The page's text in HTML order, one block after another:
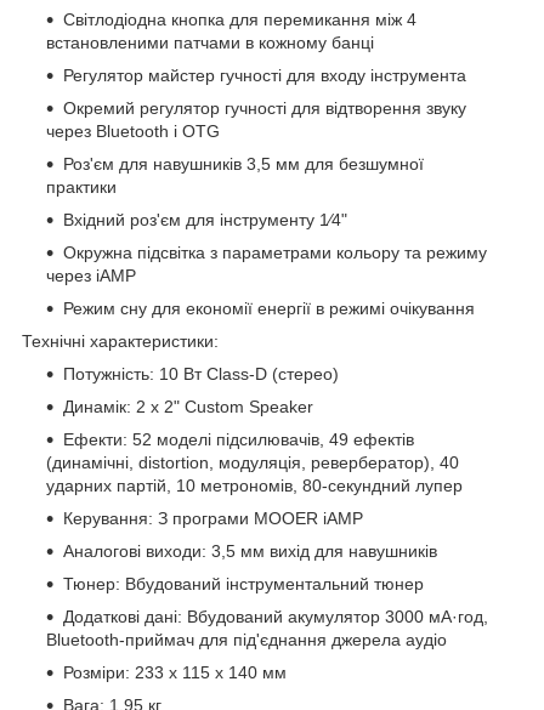
Світлодіодна кнопка для перемикання між 4
встановленими патчами в кожному банці
Регулятор майстер гучності для входу інструмента
Окремий регулятор гучності для відтворення звуку
через Bluetooth і OTG
Роз'єм для навушників 3,5 мм для безшумної
практики
Вхідний роз'єм для інструменту 1⁄4"
Окружна підсвітка з параметрами кольору та режиму
через iAMP
Режим сну для економії енергії в режимі очікування
Технічні характеристики:
Потужність: 10 Вт Class-D (стерео)
Динамік: 2 х 2" Custom Speaker
Ефекти: 52 моделі підсилювачів, 49 ефектів
(динамічні, distortion, модуляція, ревербератор), 40
ударних партій, 10 метрономів, 80-секундний лупер
Керування: З програми MOOER iAMP
Аналогові виходи: 3,5 мм вихід для навушників
Тюнер: Вбудований інструментальний тюнер
Додаткові дані: Вбудований акумулятор 3000 мА·год,
Bluetooth-приймач для під'єднання джерела аудіо
Розміри: 233 x 115 x 140 мм
Вага: 1.95 кг